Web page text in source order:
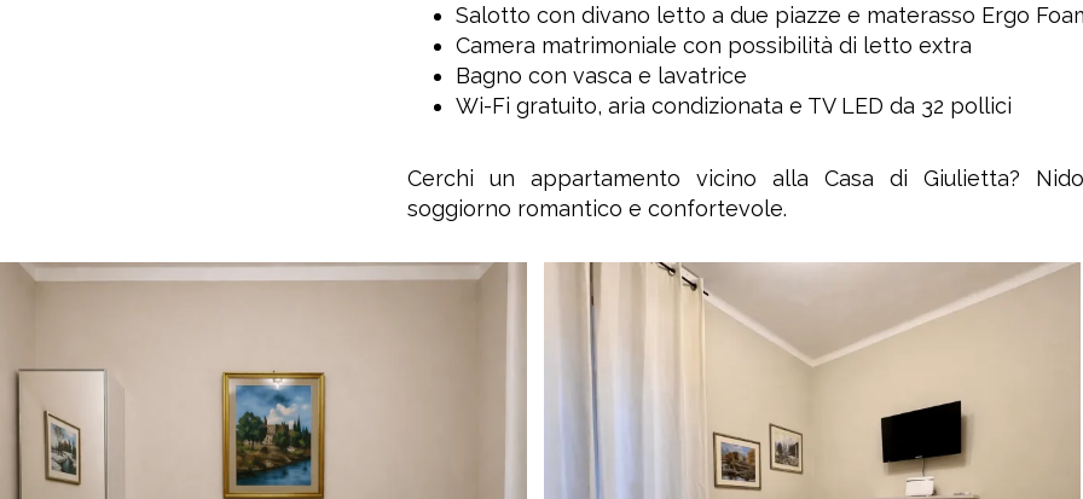
Salotto con divano letto a due piazze e materasso Ergo
Camera matrimoniale con possibilità di letto extra
Bagno con vasca e lavatrice
Wi-Fi gratuito, aria condizionata e TV LED da 32 pollici
Cerchi un appartamento vicino alla Casa di Giulietta?
soggiorno romantico e confortevole.